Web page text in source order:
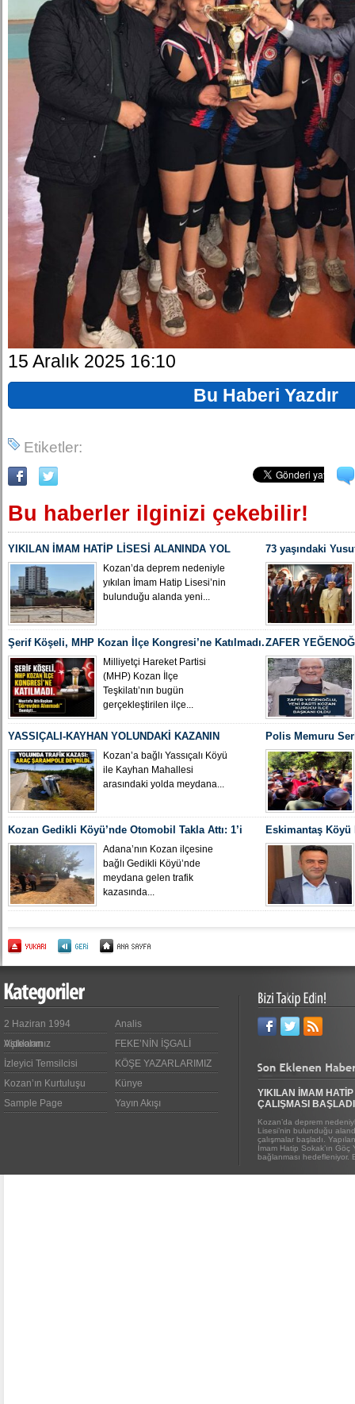
15 Aralık 2025 16:10
Bu Haberi Yazdır
Etiketler:
Bu haberler ilginizi çekebilir!
YIKILAN İMAM HATİP LİSESİ ALANINDA YOL
ÇALIŞMASI BAŞLADIKozan’da deprem nedeniyle
yıkılan İmam Hatip Lisesi’nin
bulunduğu alanda yeni...
73 yaşındaki
Yeniden MHP
Şerif Köşeli, MHP Kozan İlçe Kongresi’ne Katılmadı.
Milliyetçi Hareket Partisi
(MHP) Kozan İlçe
Teşkilatı’nın bugün
gerçekleştirilen ilçe...
ZAFER
İLÇE BAŞKANI
YASSIÇALI-KAYHAN YOLUNDAKİ KAZANIN
KAMERA GÖRÜNTÜLERİ ORTAYA ÇIKTI
Kozan’a bağlı Yassıçalı Köyü
ile Kayhan Mahallesi
arasındaki yolda meydana...
Polis Memuru
Uğurlandı
Kozan Gedikli Köyü’nde Otomobil Takla Attı: 1’i
Bebek 6 Kişi YaralandıAdana’nın Kozan ilçesine
bağlı Gedikli Köyü’nde
meydana gelen trafik
kazasında...
Eskimantaş Köyü
gördüğü
2 Haziran 1994
Videoları
Analis
Aşıklarımız
FEKE’NİN İŞGALİ
İzleyici Temsilcisi
KÖŞE YAZARLARIMIZ
Kozan’ın Kurtuluşu
Künye
Sample Page
Yayın Akışı
YIKILAN İMAM
ÇALIŞMASI BAŞLADI
Kozan’da deprem
Lisesi’nin bulunduğu
çalışmalar başladı.
İmam Hatip Sokak’ın Göç
bağlanması hedefleniyor.